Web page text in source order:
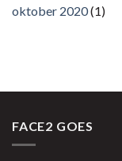
oktober 2020(1)
FACE2 GOES